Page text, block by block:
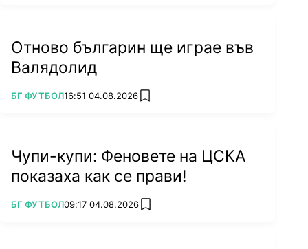
Отново българин ще играе във
Валядолид
ПОВЕЧЕ ОТ
БГ ФУТБОЛ16:51 04.08.2026 add favorites
Чупи-купи: Феновете на ЦСКА
показаха как се прави!
ПОВЕЧЕ ОТ
БГ ФУТБОЛ09:17 04.08.2026 add favorites